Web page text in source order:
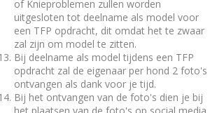
of Knieproblemen zullen worden
uitgesloten tot deelname als model voor
een TFP opdracht, dit omdat het te zwaar
zal zijn om model te zitten.
Bij deelname als model tijdens een TFP
opdracht zal de eigenaar per hond 2 foto's
ontvangen als dank voor je tijd.
Bij het ontvangen van de foto's dien je bij